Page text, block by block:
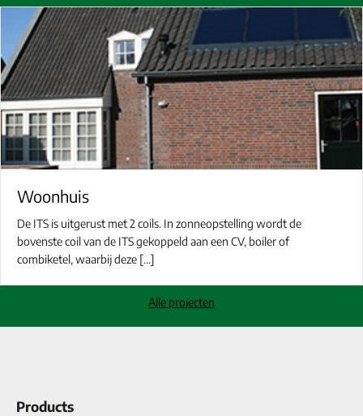
Woonhuis
De ITS is uitgerust met 2 coils. In zonneopstelling wordt de
bovenste coil van de ITS gekoppeld aan een CV, boiler of
combiketel, waarbij deze […]
Alle projecten
Products